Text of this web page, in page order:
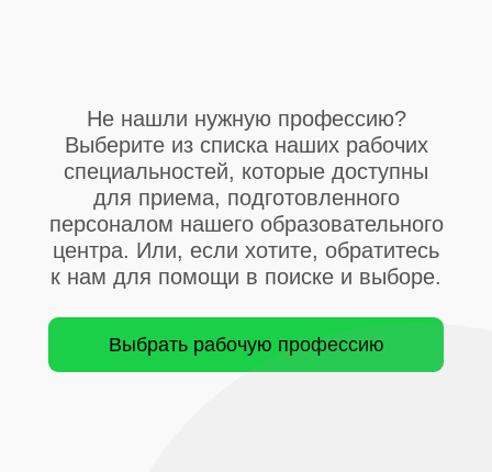
Не нашли нужную профессию?
Выберите из списка наших рабочих
специальностей, которые доступны
для приема, подготовленного
персоналом нашего образовательного
центра. Или, если хотите, обратитесь
к нам для помощи в поиске и выборе.
Выбрать рабочую профессию